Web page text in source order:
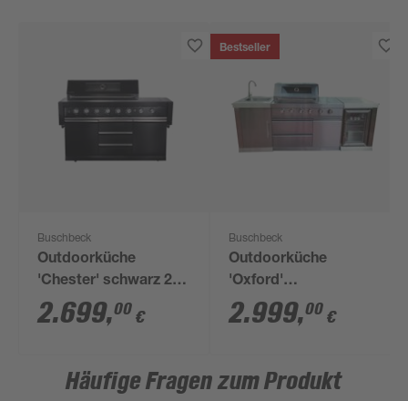
Buschbeck
Outdoorküche
'Chester' schwarz 214
x 60 x 119 cm
2.699,00 €
Bestseller
Buschbeck
Outdoorküche
'Oxford'
edelstahlfarben 243,5
x 124 x 60 cm
2.999,00 €
Häufige Fragen zum Produkt